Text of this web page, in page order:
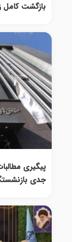
بازگشت کامل
پیگیری
جدی